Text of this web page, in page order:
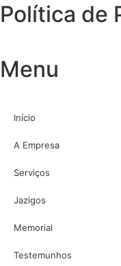
Política de
Menu
Início
A Empresa
Serviços
Jazigos
Memorial
Testemunhos